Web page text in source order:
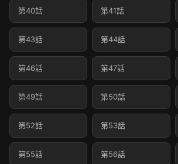
第40話 第41話
第43話 第44話
第46話 第47話
第49話 第50話
第52話 第53話
第55話 第56話